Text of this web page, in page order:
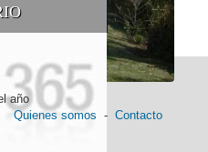
año
Quienes somos - Contacto